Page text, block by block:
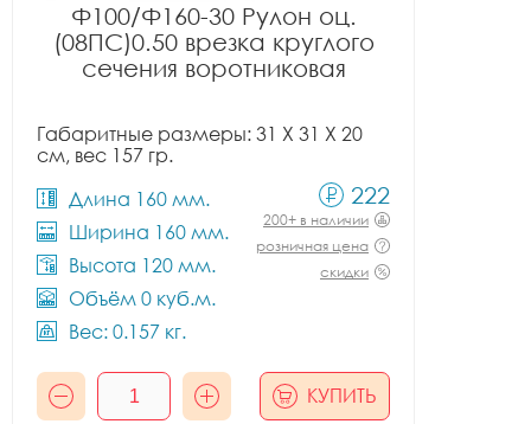
Ф100/Ф160-30 Рулон оц.
(08ПС)0.50 врезка круглого
сечения воротниковая
Габаритные размеры: 31 X 31 X 20
см, вес 157 гр.
Длина 160 мм.
Ширина 160 мм.
Высота 120 мм.
Объём 0 куб.м.
Вес: 0.157 кг.
222
200+ в наличии
розничная цена
скидки
КУПИТЬ